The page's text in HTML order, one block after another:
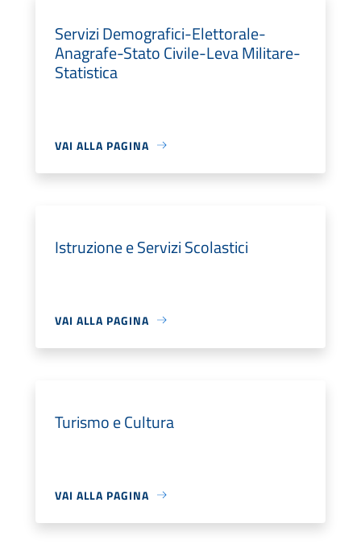
Servizi Demografici-Elettorale-
Anagrafe-Stato Civile-Leva Militare-
Statistica
VAI ALLA PAGINA
Istruzione e Servizi Scolastici
VAI ALLA PAGINA
Turismo e Cultura
VAI ALLA PAGINA